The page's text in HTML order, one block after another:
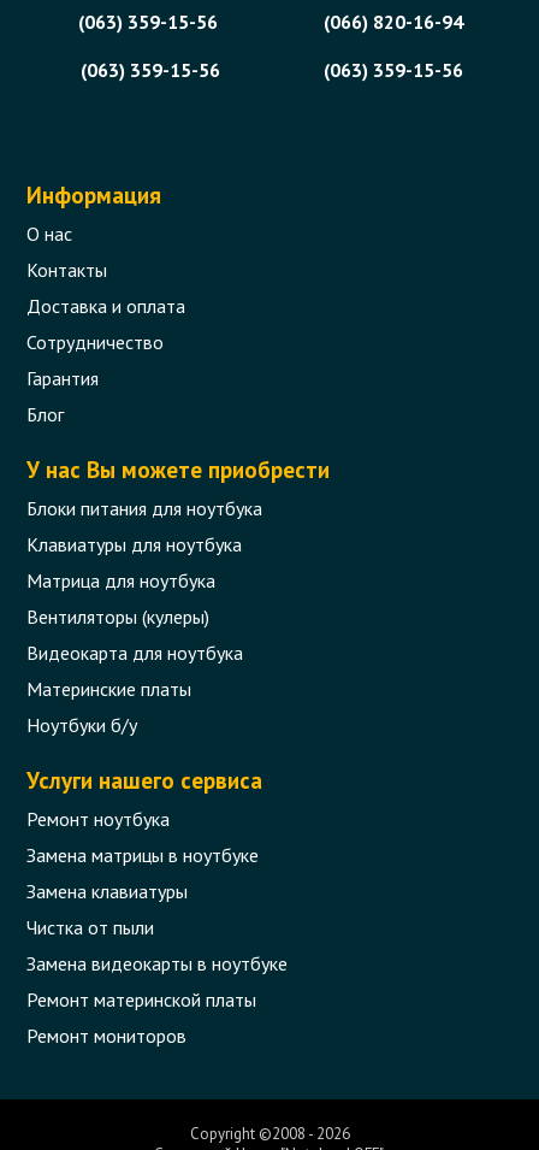
(063) 359-15-56
(066) 820-16-94
(063) 359-15-56
(063) 359-15-56
Информация
О нас
Контакты
Доставка и оплата
Сотрудничество
Гарантия
Блог
У нас Вы можете приобрести
Блоки питания для ноутбука
Клавиатуры для ноутбука
Матрица для ноутбука
Вентиляторы (кулеры)
Видеокарта для ноутбука
Материнские платы
Ноутбуки б/у
Услуги нашего сервиса
Ремонт ноутбука
Замена матрицы в ноутбуке
Замена клавиатуры
Чистка от пыли
Замена видеокарты в ноутбуке
Ремонт материнской платы
Ремонт мониторов
Copyright ©2008 - 2026